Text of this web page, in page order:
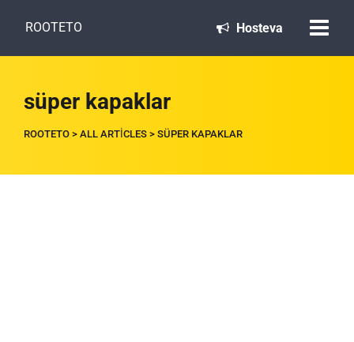
ROOTETO Hosteva
süper kapaklar
ROOTETO > ALL ARTICLES > SÜPER KAPAKLAR